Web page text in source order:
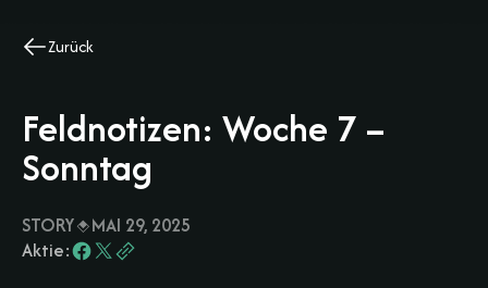
Zurück
Feldnotizen: Woche 7 –
Sonntag
STORY
MAI 29, 2025
Aktie: